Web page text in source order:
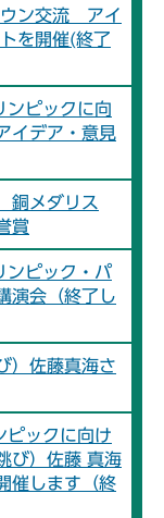
ウン交流 アイ
を開催(終了
ピックに向
イデア・意見
銅メダリス
賞
ピック・パ
演会（終了し
）佐藤真海さ
ックに向け
び）佐藤 真海
催します（終